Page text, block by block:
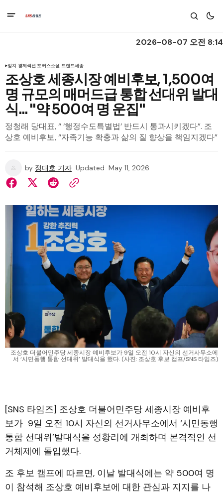
2026-08-07 오전 8:14
정치 경제섹션 포커스소셜 트렌드세종
조상호 세종시장 예비후보, 1,500여
명 규모의 매머드급 통합 선대위 발대
식... "약 500여 명 운집"
정청래 당대표, “ ‘행정수도특별법’ 반드시 통과시키겠다”. 조
상호 예비후보, “자족기능 확충과 삶의 질 향상을 책임지겠다”
by 정대호 기자 Updated May 11, 2026
조상호 더불어민주당 세종시장 예비후보가 9일 오전 10시 자신의 선거사무소에
서 ‘시민동행 통합 선대위’ 발대식을 했다. (사진: 조상호 후보 캠프/SNS 타임즈)
[SNS 타임즈] 조상호 더불어민주당 세종시장 예비후
보가 9일 오전 10시 자신의 선거사무소에서 ‘시민동행
통합 선대위’발대식을 성황리에 개최하며 본격적인 선
거체제에 돌입했다.
조 후보 캠프에 따르면, 이날 발대식에는 약 500여 명
이 참석해 조상호 예비후보에 대한 관심과 지지를 나